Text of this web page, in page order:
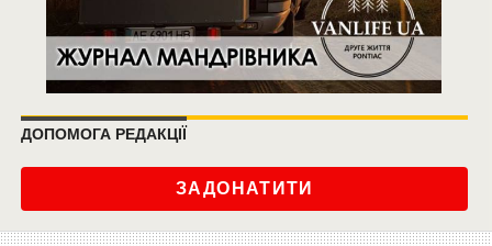
ДОПОМОГА РЕДАКЦІЇ
ЗАДОНАТИТИ